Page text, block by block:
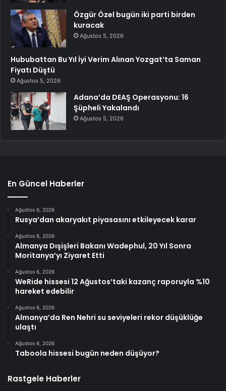
Özgür Özel bugün iki parti birden
kuracak
Ağustos 5, 2026
Hububattan Bu Yıl İyi Verim Alınan Yozgat’ta Saman
Fiyatı Düştü
Ağustos 5, 2026
Adana’da DEAŞ Operasyonu: 16
Şüpheli Yakalandı
Ağustos 5, 2026
En Güncel Haberler
Ağustos 6, 2026
Rusya’dan akaryakıt piyasasını etkileyecek karar
Ağustos 6, 2026
Almanya Dışişleri Bakanı Wadephul, 20 Yıl Sonra
Moritanya’yı Ziyaret Etti
Ağustos 6, 2026
WeRide hissesi 12 Ağustos’taki kazanç raporuyla %10
hareket edebilir
Ağustos 6, 2026
Almanya’da Ren Nehri su seviyeleri rekor düşüklüğe
ulaştı
Ağustos 6, 2026
Taboola hissesi bugün neden düşüyor?
Rastgele Haberler